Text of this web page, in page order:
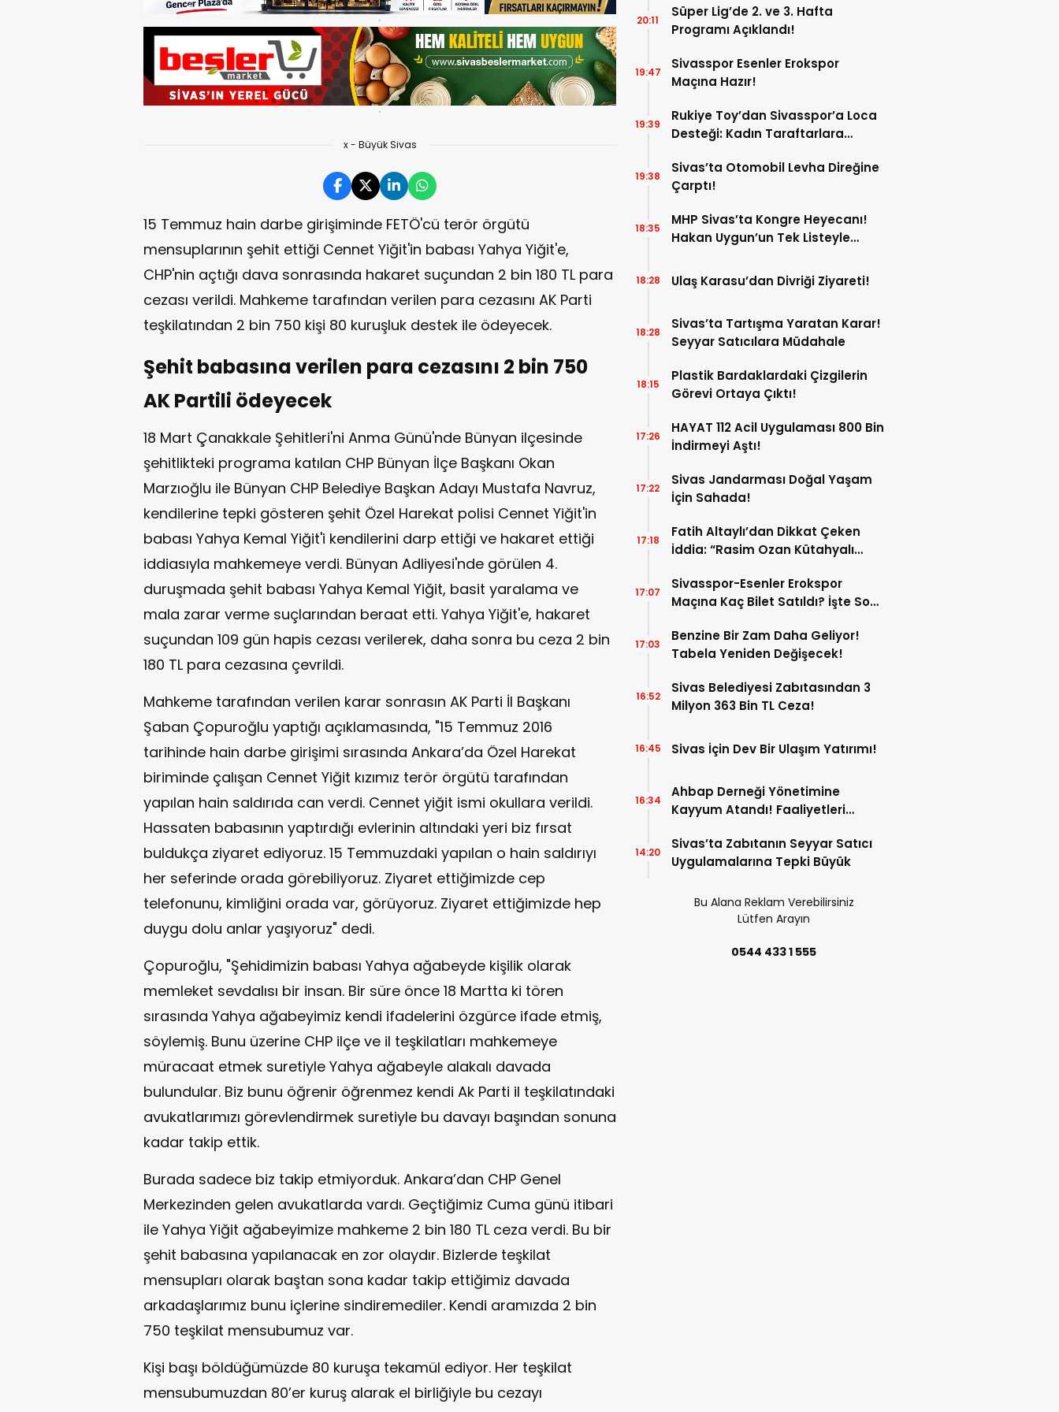
x - Büyük Sivas
15 Temmuz hain darbe girişiminde FETÖ'cü terör örgütü
mensuplarının şehit ettiği Cennet Yiğit'in babası Yahya Yiğit'e,
CHP'nin açtığı dava sonrasında hakaret suçundan 2 bin 180 TL para
cezası verildi. Mahkeme tarafından verilen para cezasını AK Parti
teşkilatından 2 bin 750 kişi 80 kuruşluk destek ile ödeyecek.
Şehit babasına verilen para cezasını 2 bin 750
AK Partili ödeyecek
18 Mart Çanakkale Şehitleri'ni Anma Günü'nde Bünyan ilçesinde
şehitlikteki programa katılan CHP Bünyan İlçe Başkanı Okan
Marzıoğlu ile Bünyan CHP Belediye Başkan Adayı Mustafa Navruz,
kendilerine tepki gösteren şehit Özel Harekat polisi Cennet Yiğit'in
babası Yahya Kemal Yiğit'i kendilerini darp ettiği ve hakaret ettiği
iddiasıyla mahkemeye verdi. Bünyan Adliyesi'nde görülen 4.
duruşmada şehit babası Yahya Kemal Yiğit, basit yaralama ve
mala zarar verme suçlarından beraat etti. Yahya Yiğit'e, hakaret
suçundan 109 gün hapis cezası verilerek, daha sonra bu ceza 2 bin
180 TL para cezasına çevrildi.
Mahkeme tarafından verilen karar sonrasın AK Parti İl Başkanı
Şaban Çopuroğlu yaptığı açıklamasında, "15 Temmuz 2016
tarihinde hain darbe girişimi sırasında Ankara’da Özel Harekat
biriminde çalışan Cennet Yiğit kızımız terör örgütü tarafından
yapılan hain saldırıda can verdi. Cennet yiğit ismi okullara verildi.
Hassaten babasının yaptırdığı evlerinin altındaki yeri biz fırsat
buldukça ziyaret ediyoruz. 15 Temmuzdaki yapılan o hain saldırıyı
her seferinde orada görebiliyoruz. Ziyaret ettiğimizde cep
telefonunu, kimliğini orada var, görüyoruz. Ziyaret ettiğimizde hep
duygu dolu anlar yaşıyoruz" dedi.
Çopuroğlu, "Şehidimizin babası Yahya ağabeyde kişilik olarak
memleket sevdalısı bir insan. Bir süre önce 18 Martta ki tören
sırasında Yahya ağabeyimiz kendi ifadelerini özgürce ifade etmiş,
söylemiş. Bunu üzerine CHP ilçe ve il teşkilatları mahkemeye
müracaat etmek suretiyle Yahya ağabeyle alakalı davada
bulundular. Biz bunu öğrenir öğrenmez kendi Ak Parti il teşkilatındaki
avukatlarımızı görevlendirmek suretiyle bu davayı başından sonuna
kadar takip ettik.
Burada sadece biz takip etmiyorduk. Ankara’dan CHP Genel
Merkezinden gelen avukatlarda vardı. Geçtiğimiz Cuma günü itibari
ile Yahya Yiğit ağabeyimize mahkeme 2 bin 180 TL ceza verdi. Bu bir
şehit babasına yapılanacak en zor olaydır. Bizlerde teşkilat
mensupları olarak baştan sona kadar takip ettiğimiz davada
arkadaşlarımız bunu içlerine sindiremediler. Kendi aramızda 2 bin
750 teşkilat mensubumuz var.
Kişi başı böldüğümüzde 80 kuruşa tekamül ediyor. Her teşkilat
mensubumuzdan 80’er kuruş alarak el birliğiyle bu cezayı
Süper Lig’de 2. ve 3. Hafta
Programı Açıklandı!
20:11
Sivasspor Esenler Erokspor
Maçına Hazır!
19:47
Rukiye Toy’dan Sivasspor’a Loca
Desteği: Kadın Taraftarlara
19:39
Sivas’ta Otomobil Levha Direğine
Çarptı!
19:38
MHP Sivas’ta Kongre Heyecanı!
Hakan Uygun’un Tek Listeyle
18:35
Ulaş Karasu’dan Divriği Ziyareti!
18:28
Sivas’ta Tartışma Yaratan Karar!
Seyyar Satıcılara Müdahale
18:28
Plastik Bardaklardaki Çizgilerin
Görevi Ortaya Çıktı!
18:15
HAYAT 112 Acil Uygulaması 800 Bin
İndirmeyi Aştı!
17:26
Sivas Jandarması Doğal Yaşam
İçin Sahada!
17:22
Fatih Altaylı’dan Dikkat Çeken
İddia: “Rasim Ozan Kütahyalı
17:18
Sivasspor-Esenler Erokspor
Maçına Kaç Bilet Satıldı? İşte Son
17:07
Benzine Bir Zam Daha Geliyor!
Tabela Yeniden Değişecek!
17:03
Sivas Belediyesi Zabıtasından 3
Milyon 363 Bin TL Ceza!
16:52
Sivas İçin Dev Bir Ulaşım Yatırımı!
16:45
Ahbap Derneği Yönetimine
Kayyum Atandı! Faaliyetleri
16:34
Sivas’ta Zabıtanın Seyyar Satıcı
Uygulamalarına Tepki Büyük
14:20
Bu Alana Reklam Verebilirsiniz
Lütfen Arayın
0544 433 1 555